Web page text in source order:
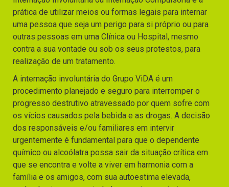
prática de utilizar meios ou formas legais para internar
uma pessoa que seja um perigo para si próprio ou para
outras pessoas em uma Clínica ou Hospital, mesmo
contra a sua vontade ou sob os seus protestos, para
realização de um tratamento.
A internação involuntária do Grupo ViDA é um
procedimento planejado e seguro para interromper o
progresso destrutivo atravessado por quem sofre com
os vícios causados pela bebida e as drogas. A decisão
dos responsáveis e/ou familiares em intervir
urgentemente é fundamental para que o dependente
químico ou alcoólatra possa sair da situação crítica em
que se encontra e volte a viver em harmonia com a
família e os amigos, com sua autoestima elevada,